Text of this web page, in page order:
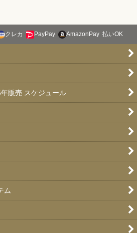
クレカ PayPay AmazonPay 払いOK
販売 スケジュール
ム